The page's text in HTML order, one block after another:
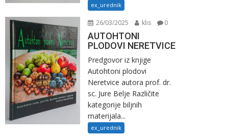
ex_urednik
26/03/2025 klis 0
AUTOHTONI
PLODOVI NERETVICE
Predgovor iz knjige
Autohtoni plodovi
Neretvice autora prof. dr.
sc. Jure Belje Različite
kategorije biljnih
materijala...
ex_urednik